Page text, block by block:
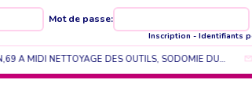
Mot de passe:
Inscription - Identifiants
A MIDI NETTOYAGE DES OUTILS, SODOMIE DU…